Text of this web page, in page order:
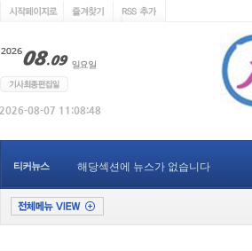
티커뉴스 해당섹션에 뉴스가 없습니다